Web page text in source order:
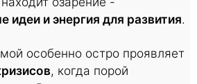
идеи и энергия для развития.
особенно остро проявляет
, когда порой